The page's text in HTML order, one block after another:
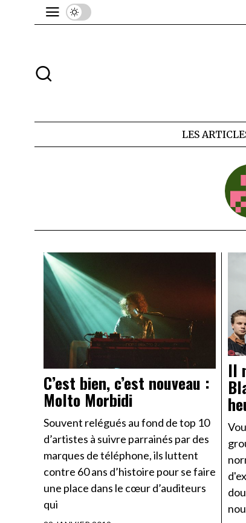
LES
C’est bien, c’est nouveau :
Molto Morbidi
Souvent relégués au fond de top 10
d’artistes à suivre parrainés par des
marques de téléphone, ils luttent
contre 60 ans d’histoire pour se faire
une place dans le cœur d’auditeurs
qui
ll